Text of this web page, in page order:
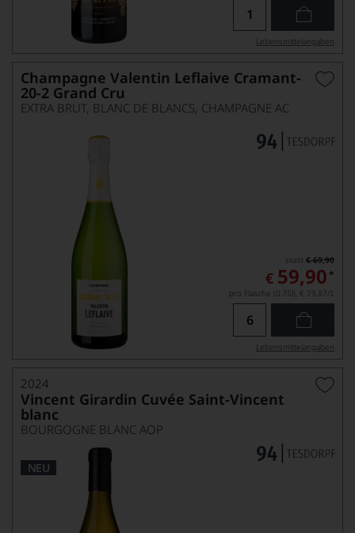
Lebensmittel­angaben
Champagne Valentin Leflaive Cramant-
20-2 Grand Cru
EXTRA BRUT, BLANC DE BLANCS, CHAMPAGNE AC
€ 69,90
€ 59,90 *
pro Flasche (0.75l), € 79,87/L
Lebensmittel­angaben
2024
Vincent Girardin Cuvée Saint-Vincent
blanc
BOURGOGNE BLANC AOP
NEU